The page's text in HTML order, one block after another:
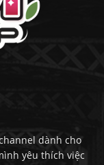
dành cho
yêu thích việc